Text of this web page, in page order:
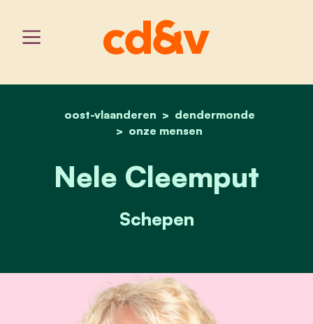
home
oost-vlaanderen
dendermonde
onze mensen
nele cleemput
Nele Cleemput
Schepen